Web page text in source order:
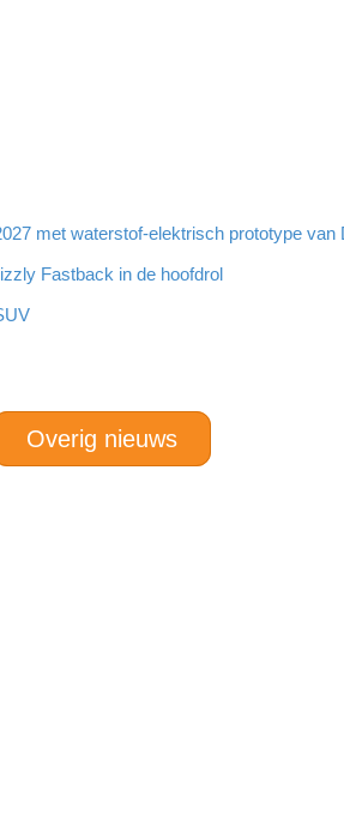
met waterstof-elektrisch prototype van
Fastback in de hoofdrol
Overig nieuws